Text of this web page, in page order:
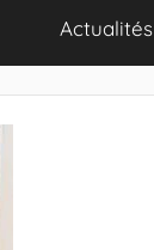
Actualités